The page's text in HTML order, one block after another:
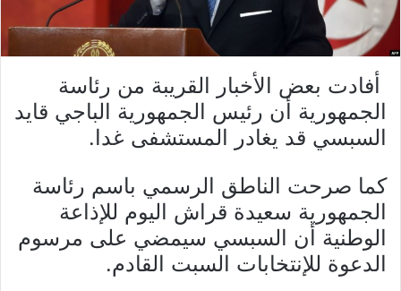
أفادت بعض الأخبار القريبة من رئاسة
الجمهورية أن رئيس الجمهورية الباجي قايد
السبسي قد يغادر المستشفى غدا.
كما صرحت الناطق الرسمي باسم رئاسة
الجمهورية سعيدة قراش اليوم للإذاعة
الوطنية أن السبسي سيمضي على مرسوم
الدعوة للإنتخابات السبت القادم.